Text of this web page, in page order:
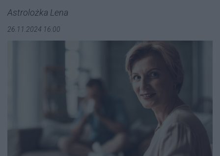
Astrolożka Lena
26.11.2024 16:00